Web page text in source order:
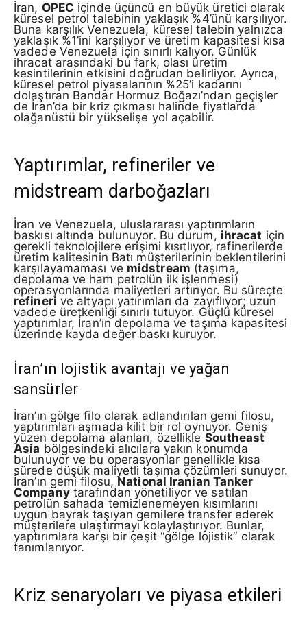
İran, OPEC içinde üçüncü en büyük üretici olarak
küresel petrol talebinin yaklaşık %4’ünü karşılıyor.
Buna karşılık Venezuela, küresel talebin yalnızca
yaklaşık %1’ini karşılıyor ve üretim kapasitesi kısa
vadede Venezuela için sınırlı kalıyor. Günlük
ihracat arasındaki bu fark, olası üretim
kesintilerinin etkisini doğrudan belirliyor. Ayrıca,
küresel petrol piyasalarının %25’i kadarını
dolaştıran Bandar Hormuz Boğazı’ndan geçişler
de İran’da bir kriz çıkması halinde fiyatlarda
olağanüstü bir yükselişe yol açabilir.
Yaptırımlar, refineriler ve
midstream darboğazları
İran ve Venezuela, uluslararası yaptırımların
baskısı altında bulunuyor. Bu durum, ihracat için
gerekli teknolojilere erişimi kısıtlıyor, rafinerilerde
üretim kalitesinin Batı müşterilerinin beklentilerini
karşılayamaması ve midstream (taşıma,
depolama ve ham petrolün ilk işlenmesi)
operasyonlarında maliyetleri artırıyor. Bu süreçte
refineri ve altyapı yatırımları da zayıflıyor; uzun
vadede üretkenliği sınırlı tutuyor. Güçlü küresel
yaptırımlar, İran’ın depolama ve taşıma kapasitesi
üzerinde kayda değer baskı kuruyor.
İran’ın lojistik avantajı ve yağan
sansürler
İran’ın gölge filo olarak adlandırılan gemi filosu,
yaptırımları aşmada kilit bir rol oynuyor. Geniş
yüzen depolama alanları, özellikle Southeast
Asia bölgesindeki alıcılara yakın konumda
bulunuyor ve bu operasyonlar genellikle kısa
sürede düşük maliyetli taşıma çözümleri sunuyor.
İran’ın gemi filosu,National Iranian Tanker
Companytarafından yönetiliyor ve satılan
petrolün sahada temizlenemeyen kısımlarını
uygun bayrak taşıyan gemilere transfer ederek
müşterilere ulaştırmayı kolaylaştırıyor. Bunlar,
yaptırımlara karşı bir çeşit “gölge lojistik” olarak
tanımlanıyor.
Kriz senaryoları ve piyasa etkileri